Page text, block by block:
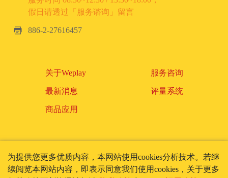
假日请透过「服务谘询」留言
886-2-27616457
关于Weplay
最新消息
商品应用
服务咨询
评量系统
使用条款 隐私政策
为提供您更多优质内容，本网站使用cookies分析技术。若继
续阅览本网站内容，即表示同意我们使用cookies，关于更多